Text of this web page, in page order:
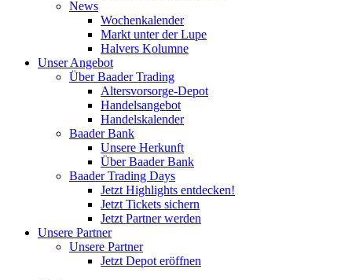
News
Wochenkalender
Markt unter der Lupe
Halvers Kolumne
Unser Angebot
Über Baader Trading
Altersvorsorge-Depot
Handelsangebot
Handelskalender
Baader Bank
Unsere Herkunft
Über Baader Bank
Baader Trading Days
Jetzt Highlights entdecken!
Jetzt Tickets sichern
Jetzt Partner werden
Unsere Partner
Unsere Partner
Jetzt Depot eröffnen